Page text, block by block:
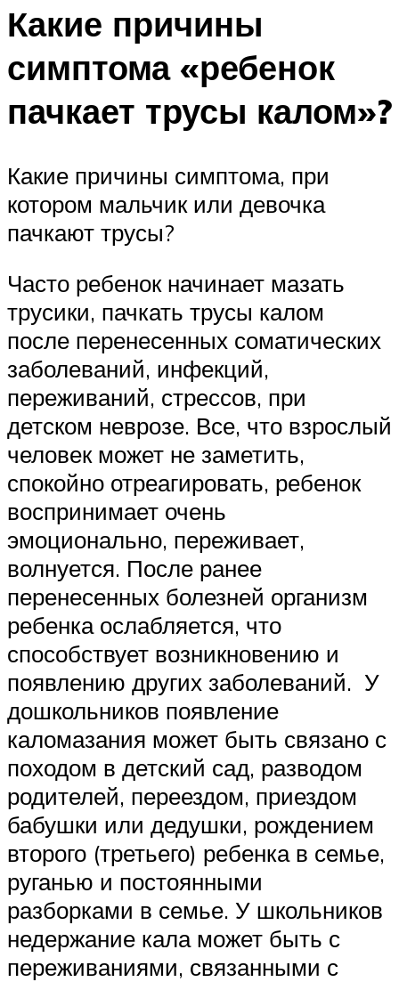
Какие причины
симптома «ребенок
пачкает трусы калом»?
Какие причины симптома, при
котором мальчик или девочка
пачкают трусы?
Часто ребенок начинает мазать
трусики, пачкать трусы калом
после перенесенных соматических
заболеваний, инфекций,
переживаний, стрессов, при
детском неврозе. Все, что взрослый
человек может не заметить,
спокойно отреагировать, ребенок
воспринимает очень
эмоционально, переживает,
волнуется. После ранее
перенесенных болезней организм
ребенка ослабляется, что
способствует возникновению и
появлению других заболеваний. У
дошкольников появление
каломазания может быть связано с
походом в детский сад, разводом
родителей, переездом, приездом
бабушки или дедушки, рождением
второго (третьего) ребенка в семье,
руганью и постоянными
разборками в семье. У школьников
недержание кала может быть с
переживаниями, связанными с